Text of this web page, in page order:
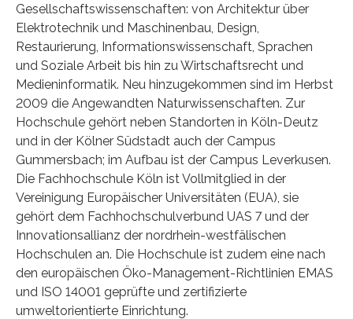
Gesellschaftswissenschaften: von Architektur über
Elektrotechnik und Maschinenbau, Design,
Restaurierung, Informationswissenschaft, Sprachen
und Soziale Arbeit bis hin zu Wirtschaftsrecht und
Medieninformatik. Neu hinzugekommen sind im Herbst
2009 die Angewandten Naturwissenschaften. Zur
Hochschule gehört neben Standorten in Köln-Deutz
und in der Kölner Südstadt auch der Campus
Gummersbach; im Aufbau ist der Campus Leverkusen.
Die Fachhochschule Köln ist Vollmitglied in der
Vereinigung Europäischer Universitäten (EUA), sie
gehört dem Fachhochschulverbund UAS 7 und der
Innovationsallianz der nordrhein-westfälischen
Hochschulen an. Die Hochschule ist zudem eine nach
den europäischen Öko-Management-Richtlinien EMAS
und ISO 14001 geprüfte und zertifizierte
umweltorientierte Einrichtung.